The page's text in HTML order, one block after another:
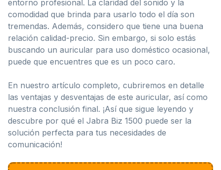
entorno profesional. La claridad del sonido y la
comodidad que brinda para usarlo todo el día son
tremendas. Además, considero que tiene una buena
relación calidad-precio. Sin embargo, si solo estás
buscando un auricular para uso doméstico ocasional,
puede que encuentres que es un poco caro.
En nuestro artículo completo, cubriremos en detalle
las ventajas y desventajas de este auricular, así como
nuestra conclusión final. ¡Así que sigue leyendo y
descubre por qué el Jabra Biz 1500 puede ser la
solución perfecta para tus necesidades de
comunicación!